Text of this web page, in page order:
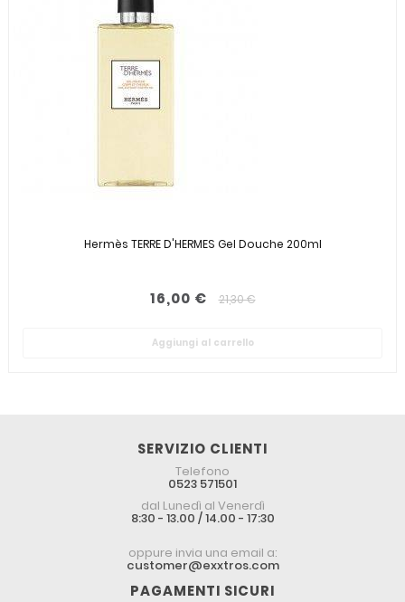
Hermès TERRE D'HERMES Gel Douche 200ml
16,00 € 21,30 €
Aggiungi al carrello
SERVIZIO CLIENTI
Telefono
0523 571501
dal Lunedì al Venerdì
8:30 - 13.00 / 14.00 - 17:30
oppure invia una email a:
customer@exxtros.com
PAGAMENTI SICURI